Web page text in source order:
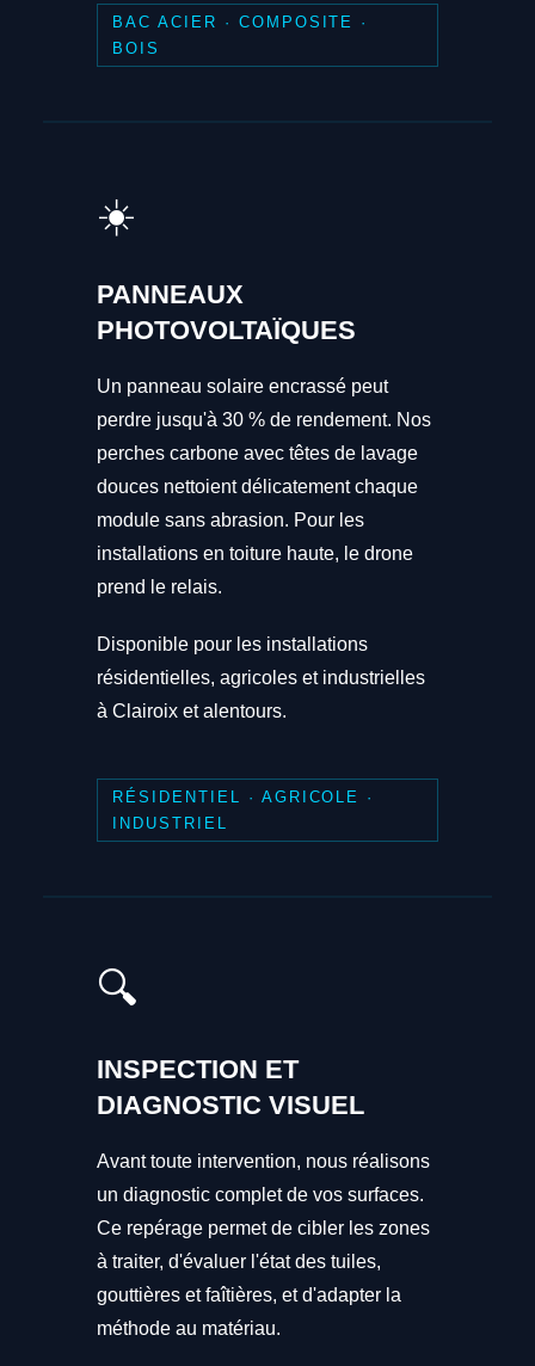
BAC ACIER · COMPOSITE ·
BOIS
☀️
PANNEAUX
PHOTOVOLTAÏQUES
Un panneau solaire encrassé peut
perdre jusqu'à 30 % de rendement. Nos
perches carbone avec têtes de lavage
douces nettoient délicatement chaque
module sans abrasion. Pour les
installations en toiture haute, le drone
prend le relais.
Disponible pour les installations
résidentielles, agricoles et industrielles
à Clairoix et alentours.
RÉSIDENTIEL · AGRICOLE ·
INDUSTRIEL
🔍
INSPECTION ET
DIAGNOSTIC VISUEL
Avant toute intervention, nous réalisons
un diagnostic complet de vos surfaces.
Ce repérage permet de cibler les zones
à traiter, d'évaluer l'état des tuiles,
gouttières et faîtières, et d'adapter la
méthode au matériau.